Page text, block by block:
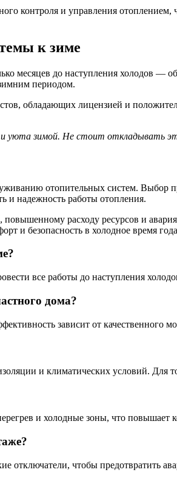
контроля и управления
к зиме
месяцев до наступления холодов —
периодом.
обладающих лицензией и
зимой. Не стоит откладывать
отопительных систем. Выбор
и надежность работы отопления.
расходу ресурсов и
и безопасность в холодное время
все работы до наступления
дома?
зависит от качественного
и климатических условий. Для
и холодные зоны, что
отключатели, чтобы предотвратить